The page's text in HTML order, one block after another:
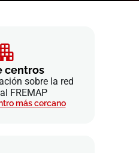
centros
sobre la red
FREMAP
más cercano